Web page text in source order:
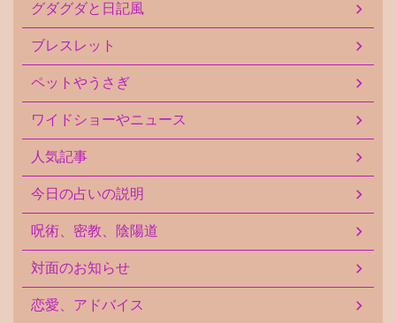
グダグダと日記風
ブレスレット
ペットやうさぎ
ワイドショーやニュース
人気記事
今日の占いの説明
呪術、密教、陰陽道
対面のお知らせ
恋愛、アドバイス